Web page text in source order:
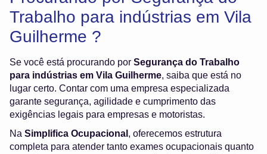
Trabalho para indústrias em Vila
Guilherme ?
Se você está procurando por Segurança do Trabalho
para indústrias em Vila Guilherme, saiba que está no
lugar certo. Contar com uma empresa especializada
garante segurança, agilidade e cumprimento das
exigências legais para empresas e motoristas.
Na Simplifica Ocupacional , oferecemos estrutura
completa para atender tanto exames ocupacionais quanto